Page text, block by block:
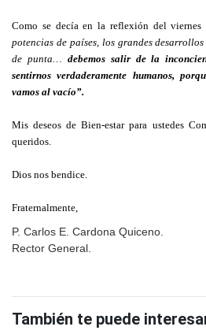
Como se decía en la reflexión del viernes
potencias de países, los grandes
de punta… debemos salir de la
sentirnos verdaderamente humanos,
vamos al vacío”.
Mis deseos de Bien-estar para ustedes
queridos.
Dios nos bendice.
Fraternalmente,
P. Carlos E. Cardona Quiceno.
Rector General.
También te puede